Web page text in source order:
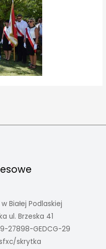
Białej Podlaskiej
ul. Brzeska 41
27898-GEDCG-29
skrytka